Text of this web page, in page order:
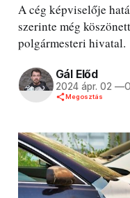
A cég képviselője
szerinte még
polgármesteri hivatal.
Gál Előd
2024 ápr. 02 —
Megosztás